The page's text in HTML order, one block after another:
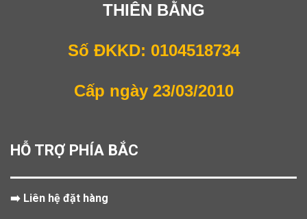
THIÊN BẰNG
Số ĐKKD: 0104518734
Cấp ngày 23/03/2010
HỖ TRỢ PHÍA BẮC
➡️ Liên hệ đặt hàng